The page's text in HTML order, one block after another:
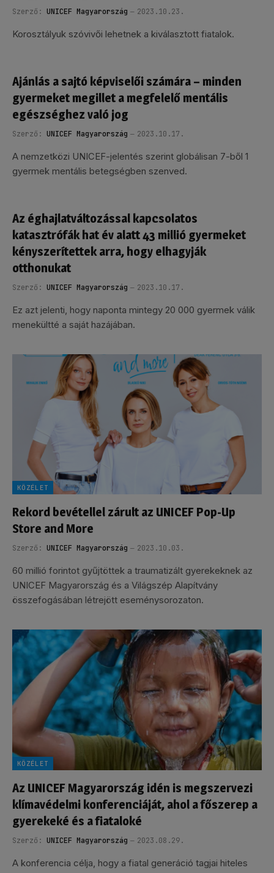
Szerző: UNICEF Magyarország 2023.10.23.
Korosztályuk szóvivői lehetnek a kiválasztott fiatalok.
Ajánlás a sajtó képviselői számára – minden
gyermeket megillet a megfelelő mentális
egészséghez való jog
Szerző: UNICEF Magyarország 2023.10.17.
A nemzetközi UNICEF-jelentés szerint globálisan 7-ből 1
gyermek mentális betegségben szenved.
Az éghajlatváltozással kapcsolatos
katasztrófák hat év alatt 43 millió gyermeket
kényszerítettek arra, hogy elhagyják
otthonukat
Szerző: UNICEF Magyarország 2023.10.17.
Ez azt jelenti, hogy naponta mintegy 20 000 gyermek válik
menekültté a saját hazájában.
KÖZÉLET
Rekord bevétellel zárult az UNICEF Pop-Up
Store and More
Szerző: UNICEF Magyarország 2023.10.03.
60 millió forintot gyűjtöttek a traumatizált gyerekeknek az
UNICEF Magyarország és a Világszép Alapítvány
összefogásában létrejött eseménysorozaton.
KÖZÉLET
Az UNICEF Magyarország idén is megszervezi
klímavédelmi konferenciáját, ahol a főszerep a
gyerekeké és a fiataloké
Szerző: UNICEF Magyarország 2023.08.29.
A konferencia célja, hogy a fiatal generáció tagjai hiteles